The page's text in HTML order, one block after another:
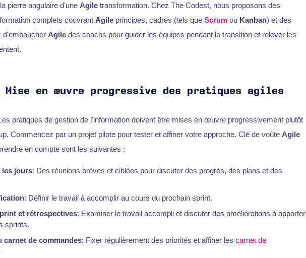
pierre angulaire d'une Agiletransformation. Chez The Codest, nous proposons des
complets couvrant Agileprincipes, cadres (tels que Scrumou Kanban) et des
d'embaucher Agiledes coachs pour guider les équipes pendant la transition et relever les
Mise en œuvre progressive des pratiques agiles
pratiques de gestion de l'information doivent être mises en œuvre progressivement plutôt
Commencez par un projet pilote pour tester et affiner votre approche. Clé de voûte Agile
en compte sont les suivantes :
les jours: Des réunions brèves et ciblées pour discuter des progrès, des plans et des
: Définir le travail à accomplir au cours du prochain sprint.
et rétrospectives: Examiner le travail accompli et discuter des améliorations à apporter
sprints.
carnet de commandes: Fixer régulièrement des priorités et affiner les carnet de